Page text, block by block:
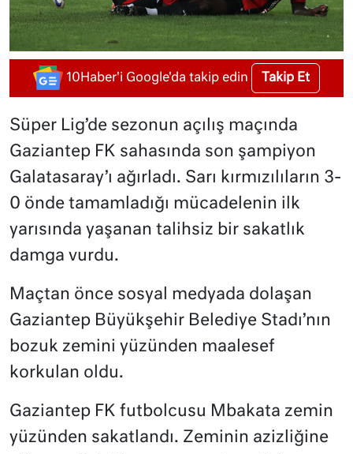
10Haber'i Google'da takip edin Takip Et
Süper Lig’de sezonun açılış maçında
Gaziantep FK sahasında son şampiyon
Galatasaray’ı ağırladı. Sarı kırmızılıların 3-
0 önde tamamladığı mücadelenin ilk
yarısında yaşanan talihsiz bir sakatlık
damga vurdu.
Maçtan önce sosyal medyada dolaşan
Gaziantep Büyükşehir Belediye Stadı’nın
bozuk zemini yüzünden maalesef
korkulan oldu.
Gaziantep FK futbolcusu Mbakata zemin
yüzünden sakatlandı. Zeminin azizliğine